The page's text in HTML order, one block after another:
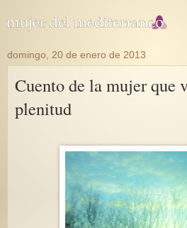
domingo, 20 de enero de 2013
Cuento de la mujer que
plenitud